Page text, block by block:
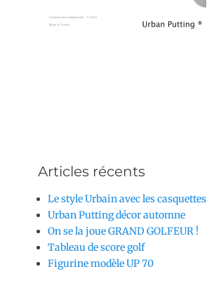
Articles récents
Le style Urbain avec les casquettes
Urban Putting décor automne
On se la joue GRAND GOLFEUR !
Tableau de score golf
Figurine modèle UP 70